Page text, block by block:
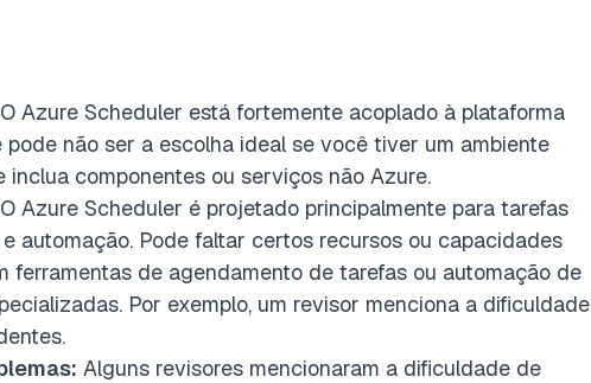
O Azure Scheduler está fortemente acoplado à plataforma
não ser a escolha ideal se você tiver um ambiente
componentes ou serviços não Azure.
O Azure Scheduler é projetado principalmente para tarefas
automação. Pode faltar certos recursos ou capacidades
ferramentas de agendamento de tarefas ou automação de
Por exemplo, um revisor menciona a dificuldade
Alguns revisores mencionaram a dificuldade de